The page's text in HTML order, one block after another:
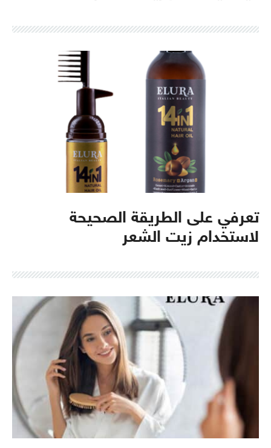
تعرفي على الطريقة الصحيحة
لاستخدام زيت الشعر